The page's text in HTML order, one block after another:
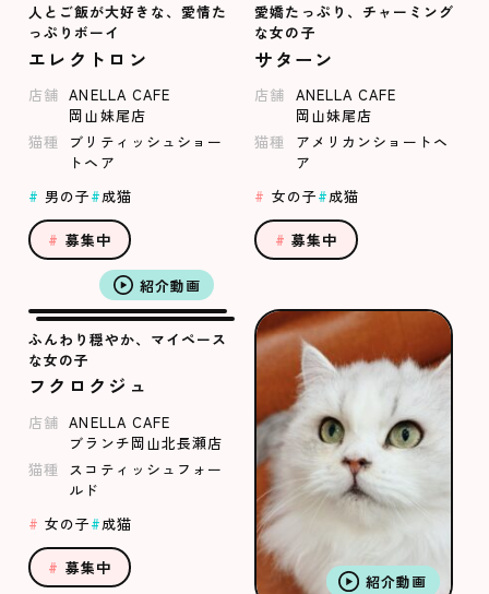
人とご飯が大好きな、愛情た
っぷりボーイ
エレクトロン
店舗 ANELLA CAFE
岡山妹尾店
猫種
ブリティッシュショー
トヘア
男の子
成猫
募集中
愛嬌たっぷり、チャーミング
な女の子
サターン
店舗 ANELLA CAFE
岡山妹尾店
猫種
アメリカンショートヘ
ア
女の子
成猫
募集中
紹介動画
ふんわり穏やか、マイペース
な女の子
フクロクジュ
店舗 ANELLA CAFE
ブランチ岡山北長瀬店
猫種
スコティッシュフォー
ルド
女の子
成猫
募集中
紹介動画